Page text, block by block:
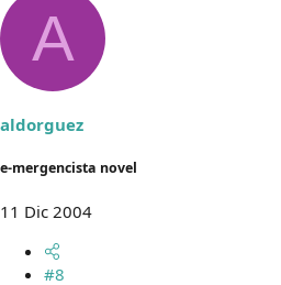
A
aldorguez
e-mergencista novel
11 Dic 2004
#8